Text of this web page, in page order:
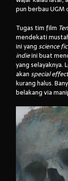
pun berbau UGM
Tugas tim film
mendekati
ini yangscience
indieini buat
yang selayaknya.
akanspecial
kurang halus.
belakang via